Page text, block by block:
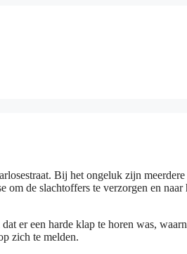
Bij het ongeluk zijn
om de slachtoffers te verzorgen en naar
er een harde klap te horen was,
zich te melden.